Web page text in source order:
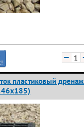
−
пластиковый